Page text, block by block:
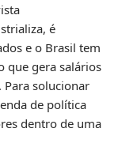
é
e o Brasil tem
que gera salários
solucionar
de política
dentro de uma